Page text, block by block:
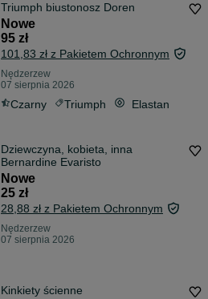
Triumph biustonosz Doren
Nowe
95 zł
101,83 zł z Pakietem Ochronnym
Nędzerzew
07 sierpnia 2026
Czarny Triumph Elastan
Dziewczyna, kobieta, inna
Bernardine Evaristo
Nowe
25 zł
28,88 zł z Pakietem Ochronnym
Nędzerzew
07 sierpnia 2026
Kinkiety ścienne